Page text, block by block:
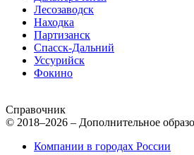
Лесозаводск
Находка
Партизанск
Спасск-Дальний
Уссурийск
Фокино
Справочник
© 2018–2026 – Дополнительное
Компании в городах России